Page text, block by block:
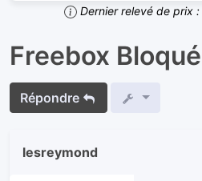
Dernier relevé de prix
Freebox
Répondre
lesreymond